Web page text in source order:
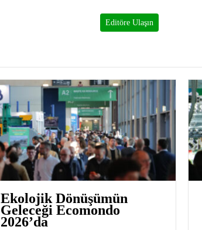
Editöre Ulaşın
Ekolojik Dönüşümün
Geleceği Ecomondo
2026’da